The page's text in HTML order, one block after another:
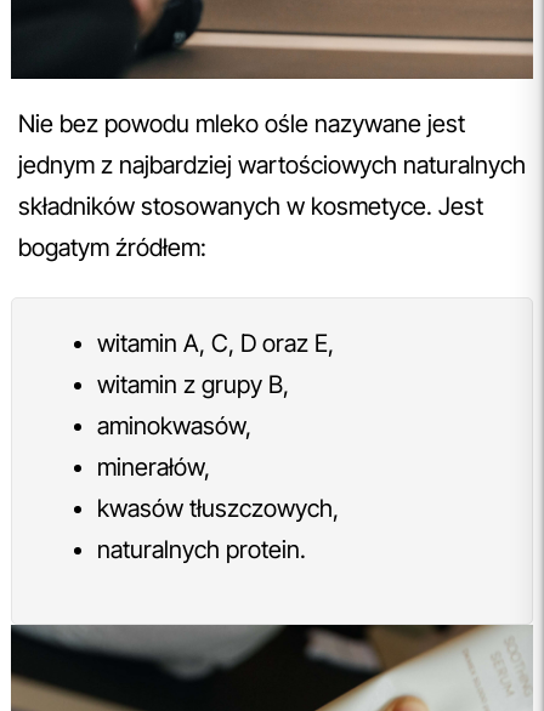
Nie bez powodu mleko ośle nazywane jest
jednym z najbardziej wartościowych naturalnych
składników stosowanych w kosmetyce. Jest
bogatym źródłem:
witamin A, C, D oraz E,
witamin z grupy B,
aminokwasów,
minerałów,
kwasów tłuszczowych,
naturalnych protein.